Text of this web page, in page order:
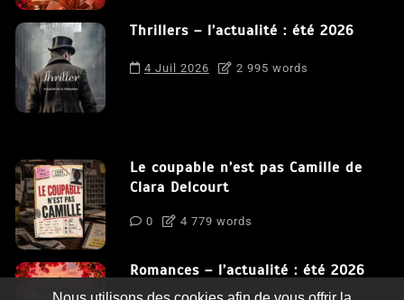
Thrillers – l’actualité : été 2026
4 Juil 2026 2 995 words
Le coupable n’est pas Camille de
Clara Delcourt
0 4 779 words
Romances – l’actualité : été 2026